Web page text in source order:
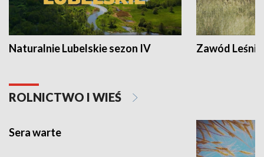
Naturalnie Lubelskie sezon IV Zawód Leśnik
ROLNICTWO I WIEŚ
Sera warte